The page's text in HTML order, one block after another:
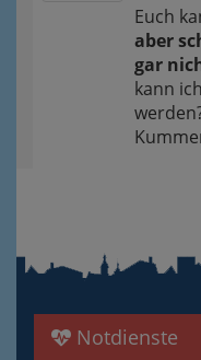
Euch
aber
gar
kann
Notdienste